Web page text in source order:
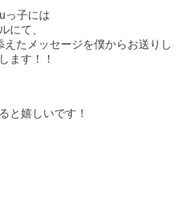
っ子には
にて、
たメッセージを僕からお送りし
ます！！
と嬉しいです！